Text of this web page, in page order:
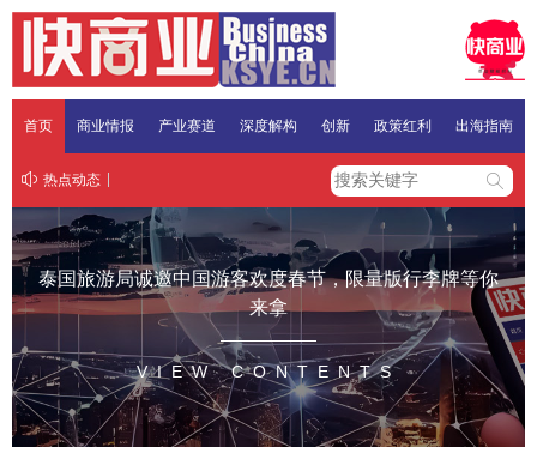
首页 商业情报 产业赛道 深度解构 创新 政策红利 出海指南
热点动态
泰国旅游局诚邀中国游客欢度春节，限量版行李牌等你
来拿
VIEW CONTENTS